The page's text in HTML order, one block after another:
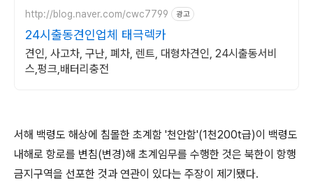
http://blog.naver.com/cwc7799 광고
24시출동견인업체 태극렉카
견인, 사고차, 구난, 폐차, 렌트, 대형차견인, 24시출동서비
스,펑크,배터리충전
서해 백령도 해상에 침몰한 초계함 '천안함'(1천200t급)이 백령도
내해로 항로를 변침(변경)해 초계임무를 수행한 것은 북한이 항행
금지구역을 선포한 것과 연관이 있다는 주장이 제기됐다.